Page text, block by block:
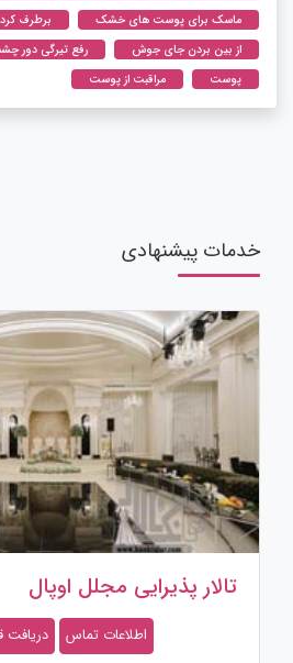
ماسک برای پوست های خشک
برطرف
از بین بردن جای جوش
رفع تیرگی دور
پوست
مراقبت از پوست
خدمات پیشنهادی
تالار پذیرایی مجلل اوپال
اطلاعات تماس دریافت